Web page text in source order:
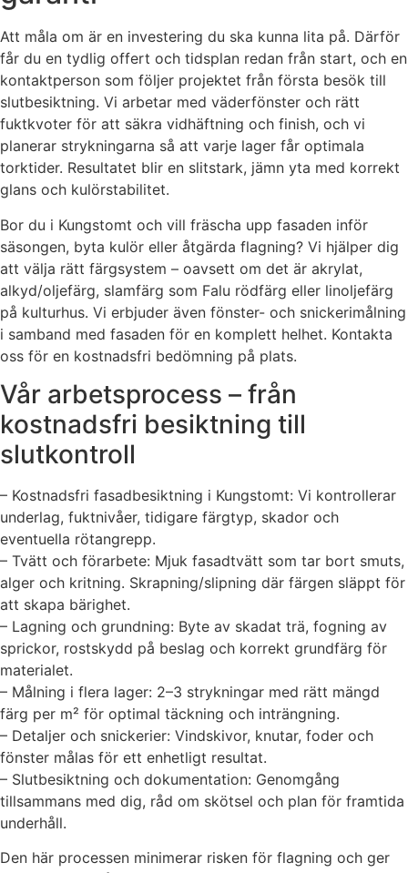
Att måla om är en investering du ska kunna lita på. Därför
får du en tydlig offert och tidsplan redan från start, och en
kontaktperson som följer projektet från första besök till
slutbesiktning. Vi arbetar med väderfönster och rätt
fuktkvoter för att säkra vidhäftning och finish, och vi
planerar strykningarna så att varje lager får optimala
torktider. Resultatet blir en slitstark, jämn yta med korrekt
glans och kulörstabilitet.
Bor du i Kungstomt och vill fräscha upp fasaden inför
säsongen, byta kulör eller åtgärda flagning? Vi hjälper dig
att välja rätt färgsystem – oavsett om det är akrylat,
alkyd/oljefärg, slamfärg som Falu rödfärg eller linoljefärg
på kulturhus. Vi erbjuder även fönster- och snickerimålning
i samband med fasaden för en komplett helhet. Kontakta
oss för en kostnadsfri bedömning på plats.
Vår arbetsprocess – från
kostnadsfri besiktning till
slutkontroll
– Kostnadsfri fasadbesiktning i Kungstomt: Vi kontrollerar
underlag, fuktnivåer, tidigare färgtyp, skador och
eventuella rötangrepp.
– Tvätt och förarbete: Mjuk fasadtvätt som tar bort smuts,
alger och kritning. Skrapning/slipning där färgen släppt för
att skapa bärighet.
– Lagning och grundning: Byte av skadat trä, fogning av
sprickor, rostskydd på beslag och korrekt grundfärg för
materialet.
– Målning i flera lager: 2–3 strykningar med rätt mängd
färg per m² för optimal täckning och inträngning.
– Detaljer och snickerier: Vindskivor, knutar, foder och
fönster målas för ett enhetligt resultat.
– Slutbesiktning och dokumentation: Genomgång
tillsammans med dig, råd om skötsel och plan för framtida
underhåll.
Den här processen minimerar risken för flagning och ger